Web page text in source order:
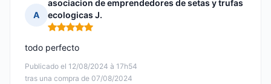
A
asociacion de emprendedores de setas y trufas
ecologicas J.
Nota: 5 de 5
Publicado el 12/08/2024 à 17h54
tras una compra de 07/08/2024
todo perfecto